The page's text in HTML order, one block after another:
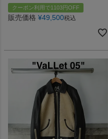
クーポン利用で1103円OFF
販売価格 ¥49,500税込